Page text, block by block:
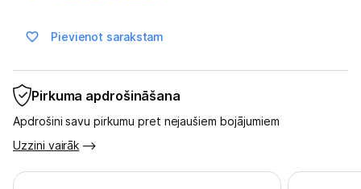
Vēlmju saraksts
Pievienot sarakstam
Pirkuma apdrošināšana
Apdrošini savu pirkumu pret nejaušiem bojājumiem
Uzzini vairāk